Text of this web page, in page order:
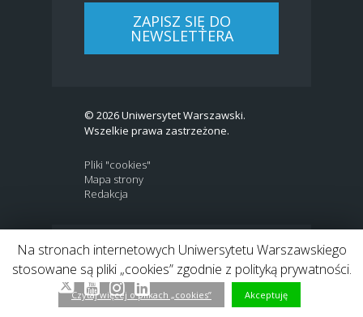
ZAPISZ SIĘ DO
NEWSLETTERA
© 2026 Uniwersytet Warszawski.
Wszelkie prawa zastrzeżone.
Pliki "cookies"
Mapa strony
Redakcja
BIP | EN
Link do profilu Facebook
Link to Twitter profile
Link do kanału Youtube
Link do profilu Instagram
Link do profilu LinkedIn
Na stronach internetowych Uniwersytetu Warszawskiego
stosowane są pliki „cookies” zgodnie z polityką prywatności.
Czytaj więcej o plikach „cookies” Akceptuję